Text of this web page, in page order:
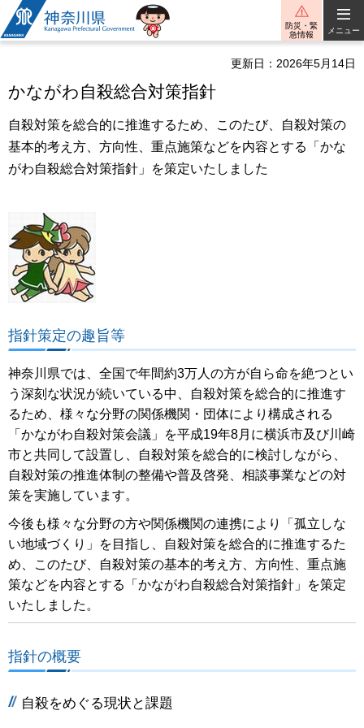
神奈川県
防災・緊
急情報
メニュー
更新日：2026年5月14日
かながわ自殺総合対策指針
自殺対策を総合的に推進するため、このたび、自殺対策の
基本的考え方、方向性、重点施策などを内容とする「かな
がわ自殺総合対策指針」を策定いたしました
指針策定の趣旨等
神奈川県では、全国で年間約3万人の方が自ら命を絶つとい
う深刻な状況が続いている中、自殺対策を総合的に推進す
るため、様々な分野の関係機関・団体により構成される
「かながわ自殺対策会議」を平成19年8月に横浜市及び川崎
市と共同して設置し、自殺対策を総合的に検討しながら、
自殺対策の推進体制の整備や普及啓発、相談事業などの対
策を実施しています。
今後も様々な分野の方や関係機関の連携により「孤立しな
い地域づくり」を目指し、自殺対策を総合的に推進するた
め、このたび、自殺対策の基本的考え方、方向性、重点施
策などを内容とする「かながわ自殺総合対策指針」を策定
いたしました。
指針の概要
自殺をめぐる現状と課題